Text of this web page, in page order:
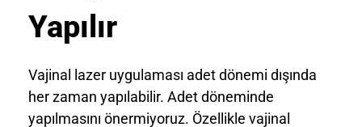
Yapılır
Vajinal lazer uygulaması adet dönemi dışında
her zaman yapılabilir. Adet döneminde
yapılmasını önermiyoruz. Özellikle vajinal